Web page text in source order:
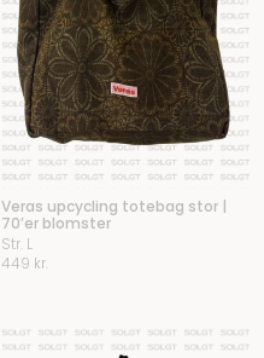
Veras upcycling totebag stor |
70’er blomster
Str. L
449 kr.